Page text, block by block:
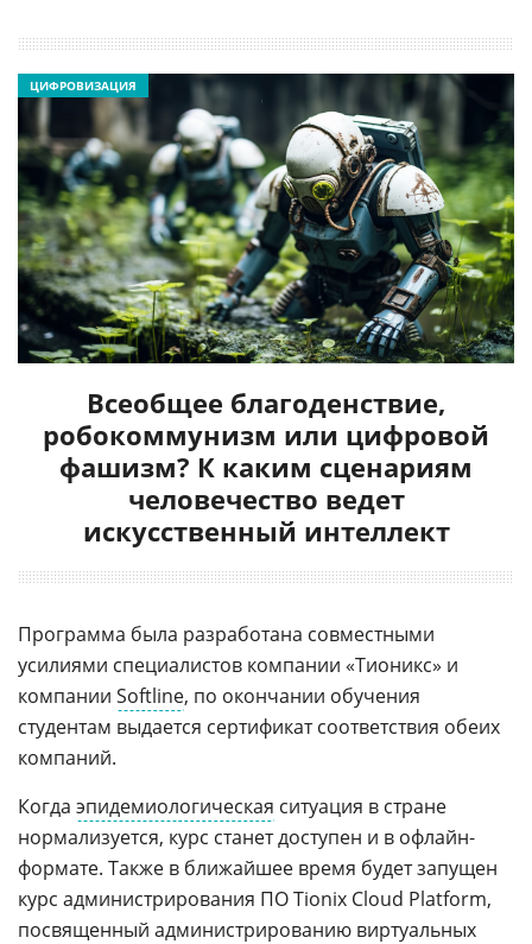
Всеобщее благоденствие,
робокоммунизм или цифровой
фашизм? К каким сценариям
человечество ведет
искусственный интеллект
ЦИФРОВИЗАЦИЯ
Программа была разработана совместными
усилиями специалистов компании «Тионикс» и
компании Softline, по окончании обучения
студентам выдается сертификат соответствия обеих
компаний.
Когда эпидемиологическая ситуация в стране
нормализуется, курс станет доступен и в офлайн-
формате. Также в ближайшее время будет запущен
курс администрирования ПО Tionix Cloud Platform,
посвященный администрированию виртуальных